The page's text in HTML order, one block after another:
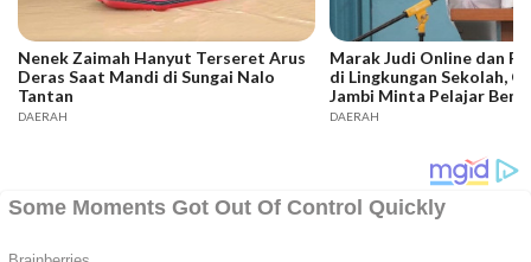
Nenek Zaimah Hanyut Terseret Arus
Deras Saat Mandi di Sungai Nalo
Tantan
DAERAH
Marak Judi Online dan
di Lingkungan Sekolah,
Jambi Minta Pelajar
DAERAH